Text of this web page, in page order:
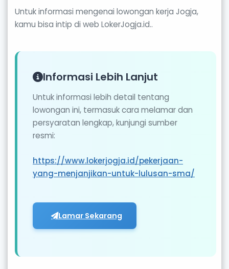
Untuk informasi mengenai lowongan kerja Jogja,
kamu bisa intip di web LokerJogja.id..
Informasi Lebih Lanjut
Untuk informasi lebih detail tentang
lowongan ini, termasuk cara melamar dan
persyaratan lengkap, kunjungi sumber
resmi:
https://www.lokerjogja.id/pekerjaan-
yang-menjanjikan-untuk-lulusan-sma/
Lamar Sekarang